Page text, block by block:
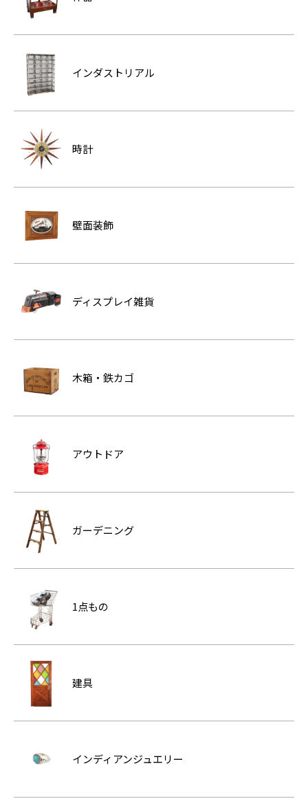
インダストリアル
時計
壁面装飾
ディスプレイ雑貨
木箱・鉄カゴ
アウトドア
ガーデニング
1点もの
建具
インディアンジュエリー